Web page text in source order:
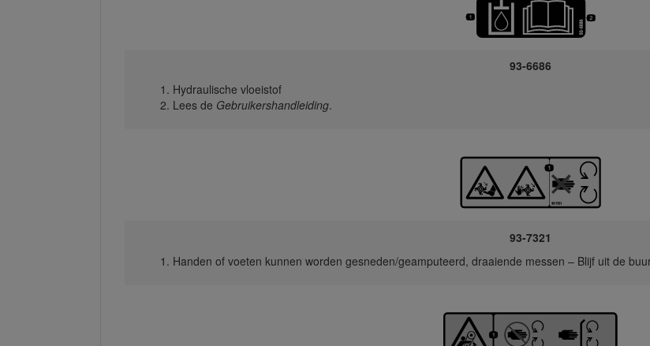
93-6686
Hydraulische vloeistof
Lees de Gebruikershandleiding.
93-7321
Handen of voeten kunnen worden gesneden/geamputeerd, draaiende messen – Blijf uit de